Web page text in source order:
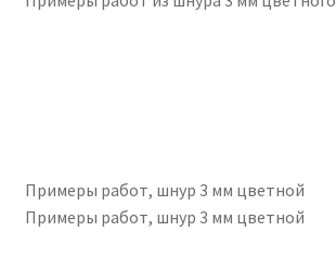
Примеры работ, шнур 3 мм цветной
Примеры работ, шнур 3 мм цветной